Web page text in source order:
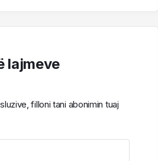
lajmeve
filloni tani abonimin tuaj